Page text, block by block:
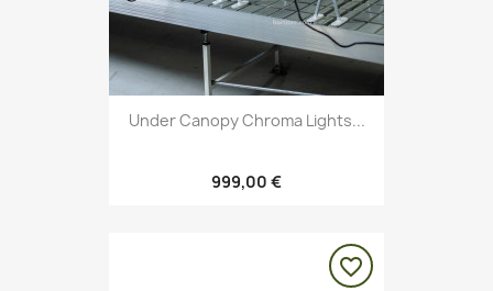
Under Canopy Chroma Lights...
999,00 €
favorite_border